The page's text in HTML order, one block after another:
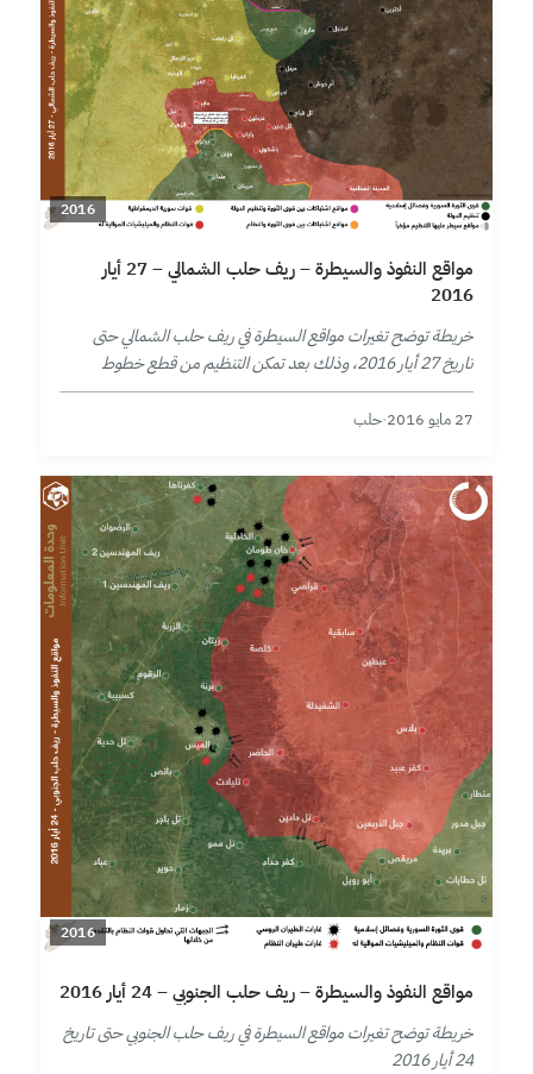
2016
مواقع النفوذ والسيطرة – ريف حلب الشمالي – 27 أيار
2016
خريطة توضح تغيرات مواقع السيطرة في ريف حلب الشمالي حتى
تاريخ 27 أيار 2016، وذلك بعد تمكن التنظيم من قطع خطوط
الإمداد عن مدينة مارع.
27 مايو 2016 ·حلب
2016
مواقع النفوذ والسيطرة – ريف حلب الجنوبي – 24 أيار 2016
خريطة توضح تغيرات مواقع السيطرة في ريف حلب الجنوبي حتى تاريخ
24 أيار 2016